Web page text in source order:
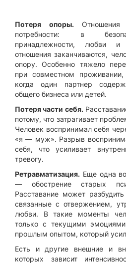
Потеря опоры.Отношения
потребности: в
принадлежности, любви и
отношения заканчиваются,
опору. Особенно тяжело
при совместном
когда один партнер
общего бизнеса или детей.
Потеря части себя.
потому, что затрагивает
Человек воспринимал себя
«я — муж». Разрыв
себя, что усиливает
тревогу.
Ретравматизация. Еще одна
— обострение старых
Расставание может
связанные с отвержением,
любви. В такие моменты
только с текущими
прошлым опытом, который
Есть и другие внешние и
которых зависит